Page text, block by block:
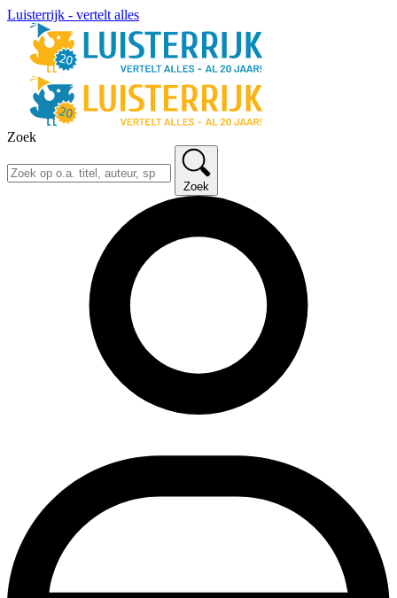
Luisterrijk - vertelt alles
Zoek
Zoek